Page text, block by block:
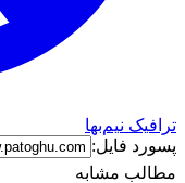
نیم‌بها
فایل:
مشابه